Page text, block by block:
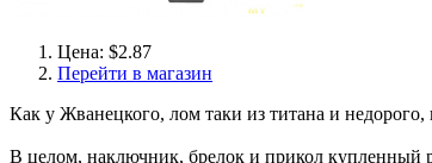
Цена: $2.87
Перейти в магазин
Как у Жванецкого, лом таки из титана и
В целом, наключник, брелок и прикол купленный